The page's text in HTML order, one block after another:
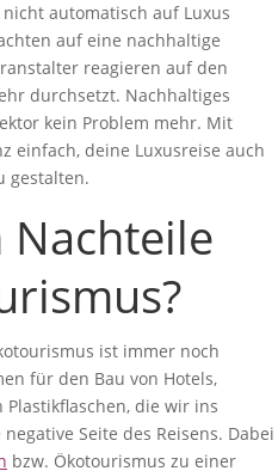
automatisch auf Luxus
auf eine nachhaltige
reagieren auf den
durchsetzt. Nachhaltiges
kein Problem mehr. Mit
einfach, deine Luxusreise auch
gestalten.
Nachteile
ist immer noch
für den Bau von Hotels,
die wir ins
Seite des Reisens. Dabei
bzw. Ökotourismus zu einer